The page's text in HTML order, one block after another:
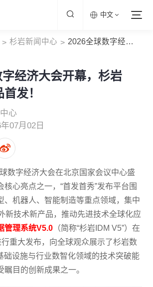
中文
> 杉岩新闻中心 > 2026全球数字经济大会开幕，杉岩IDM V5新品首发！
经济大会开幕，杉岩
发！
心
07月02日
数字经济大会在北京国家会议中心盛
核心亮点之一，“首发首秀”发布平台围
、机器人、智能制造等重点领域，集中
新技术新产品，推动先进技术全球化应
管理系统V5.0 （简称“杉岩IDM V5”）在
行重大发布，向全球观众展示了杉岩数
础设施与行业数智化领域的技术突破能
瞩目的创新成果之一。